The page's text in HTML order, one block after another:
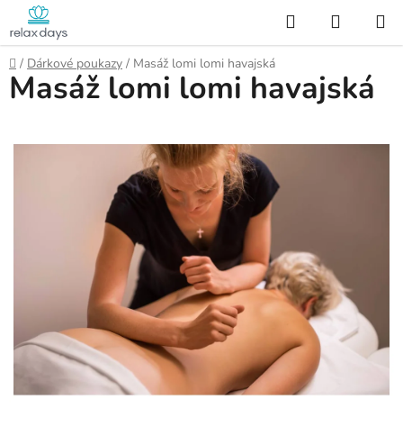
Přejít
na
obsah
Hledat
KOŠÍK
Domů
/ Dárkové poukazy / Masáž lomi lomi havajská
Masáž lomi lomi havajská